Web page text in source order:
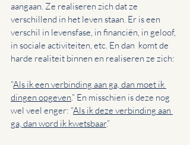
aangaan. Ze realiseren zich dat ze
verschillend in het leven staan. Er is een
verschil in levensfase, in financiën, in geloof,
in sociale activiteiten, etc. En dan  komt de
harde realiteit binnen en realiseren ze zich:
“Als ik een verbinding aan ga, dan moet ik
dingen opgeven.” En misschien is deze nog
wel veel enger: “Als ik deze verbinding aan
ga, dan word ik kwetsbaar.”